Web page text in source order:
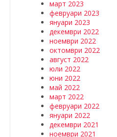
март 2023
февруари 2023
януари 2023
декември 2022
ноември 2022
октомври 2022
август 2022
юли 2022
юни 2022
май 2022
март 2022
февруари 2022
януари 2022
декември 2021
ноември 2021